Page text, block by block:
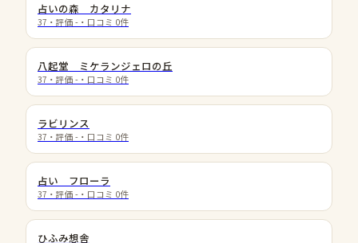
占いの森 カタリナ
37 ・評価 - ・口コミ 0件
八起堂 ミケランジェロの丘
37 ・評価 - ・口コミ 0件
ラビリンス
37 ・評価 - ・口コミ 0件
占い フローラ
37 ・評価 - ・口コミ 0件
ひふみ想舎